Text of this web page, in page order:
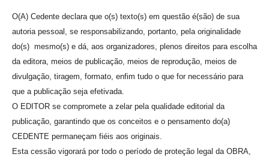
O(A) Cedente declara que o(s) texto(s) em questão é(são) de sua
autoria pessoal, se responsabilizando, portanto, pela originalidade
do(s) mesmo(s) e dá, aos organizadores, plenos direitos para escolha
da editora, meios de publicação, meios de reprodução, meios de
divulgação, tiragem, formato, enfim tudo o que for necessário para
que a publicação seja efetivada.
O EDITOR se compromete a zelar pela qualidade editorial da
publicação, garantindo que os conceitos e o pensamento do(a)
CEDENTE permaneçam fiéis aos originais.
Esta cessão vigorará por todo o período de proteção legal da OBRA,